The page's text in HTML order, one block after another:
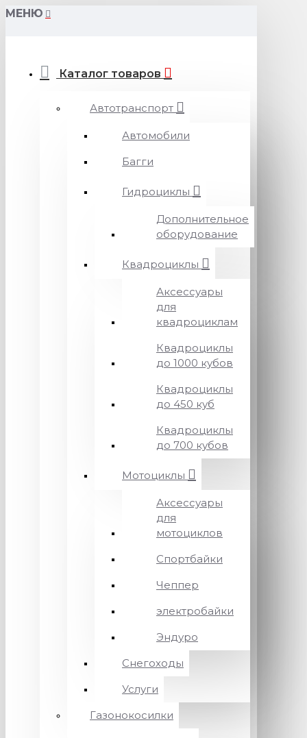
МЕНЮ
Каталог товаров
Автотранспорт
Автомобили
Багги
Гидроциклы
Дополнительное
оборудование
Квадроциклы
Аксессуары
для
квадроциклам
Квадроциклы
до 1000 кубов
Квадроциклы
до 450 куб
Квадроциклы
до 700 кубов
Мотоциклы
Аксессуары
для
мотоциклов
Спортбайки
Чеппер
электробайки
Эндуро
Снегоходы
Услуги
Газонокосилки